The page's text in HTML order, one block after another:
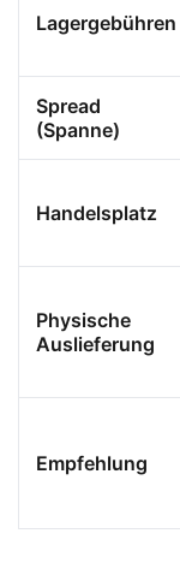
Lagergebühren
Spread
(Spanne)
Handelsplatz
Physische
Auslieferung
Empfehlung